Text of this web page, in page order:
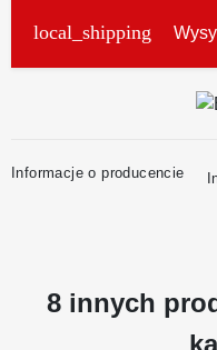
local_shipping
Informacje o producencie
8 innych